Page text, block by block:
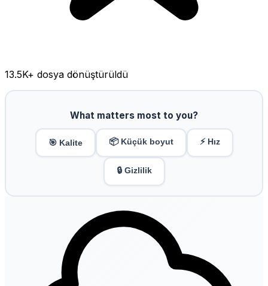
13.5K+ dosya dönüştürüldü
What matters most to you?
🎯 Kalite 📦 Küçük boyut ⚡ Hız
🔒 Gizlilik